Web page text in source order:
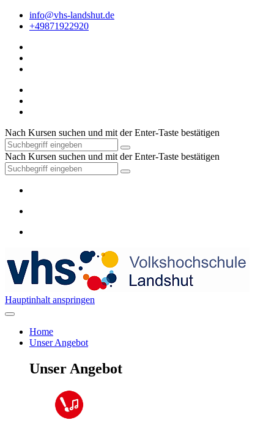
info@vhs-landshut.de
+49871922920
Nach Kursen suchen und mit der Enter-Taste bestätigen
Nach Kursen suchen und mit der Enter-Taste bestätigen
Hauptinhalt anspringen
Home
Unser Angebot
Unser Angebot